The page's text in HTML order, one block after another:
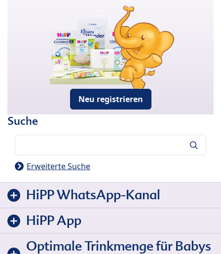
Neu registrieren
Suche
Erweiterte Suche
HiPP WhatsApp-Kanal
HiPP App
Optimale Trinkmenge für Babys